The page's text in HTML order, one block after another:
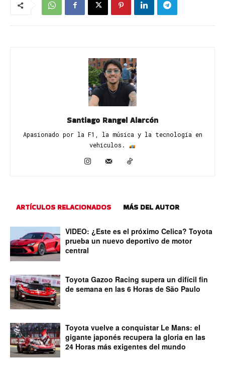
Santiago Rangel Alarcón
Apasionado por la F1, la música y la tecnología en
vehículos. ​
ARTÍCULOS RELACIONADOS MÁS DEL AUTOR
VIDEO: ¿Este es el próximo Celica? Toyota
prueba un nuevo deportivo de motor
central
Toyota Gazoo Racing supera un difícil fin
de semana en las 6 Horas de São Paulo
Toyota vuelve a conquistar Le Mans: el
gigante japonés recupera la gloria en las
24 Horas más exigentes del mundo